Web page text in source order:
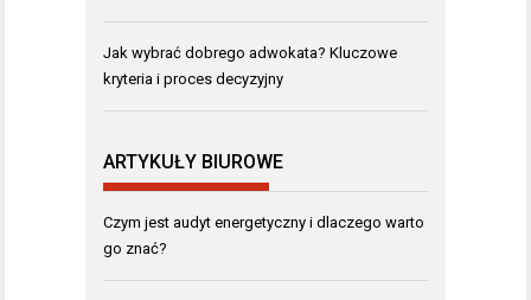
Jak wybrać dobrego adwokata? Kluczowe
kryteria i proces decyzyjny
ARTYKUŁY BIUROWE
Czym jest audyt energetyczny i dlaczego warto
go znać?